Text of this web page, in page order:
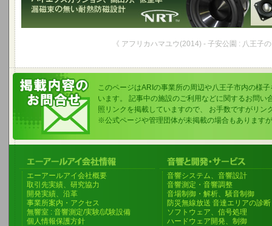
《 アフリカハマユウ(2014) - 子安公園 : 八王子
このページはARIの事業所の周辺や八王子市内の様
います。 記事中の施設のご利用などに関するお問い
照リンクを掲載していますので、 お手数ですがリン
※公式ページや管理団体が未掲載の場合もあります
エーアールアイ会社概要
取引先実績、研究協力
開発実績、沿革
事業所案内・アクセス
無響室 : 音響測定/実験/試験設備
個人情報保護方針
音響システム、音響設計
音響測定・音響調整
音場制御・解析、騒音制御
防災無線放送 音達エリアの診断
ソフトウェア、信号処理
ハードウェア開発、制御